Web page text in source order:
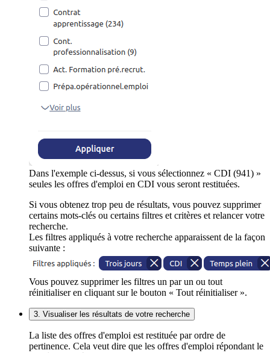
Dans l'exemple ci-dessus, si vous sélectionnez « CDI (941) »
seules les offres d'emploi en CDI vous seront restituées.
Si vous obtenez trop peu de résultats, vous pouvez supprimer
certains mots-clés ou certains filtres et critères et relancer votre
recherche.
Les filtres appliqués à votre recherche apparaissent de la façon
suivante :
Vous pouvez supprimer les filtres un par un ou tout
réinitialiser en cliquant sur le bouton « Tout réinitialiser ».
3. Visualiser les résultats de votre recherche
La liste des offres d'emploi est restituée par ordre de
pertinence. Cela veut dire que les offres d'emploi répondant le